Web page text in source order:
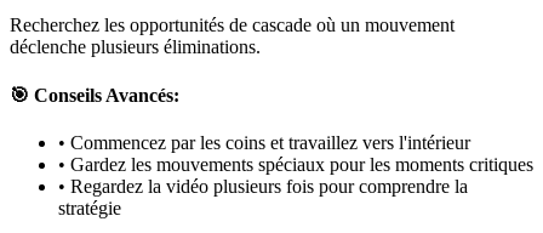
Recherchez les opportunités de cascade où un mouvement
déclenche plusieurs éliminations.
🎯 Conseils Avancés:
• Commencez par les coins et travaillez vers l'intérieur
• Gardez les mouvements spéciaux pour les moments critiques
• Regardez la vidéo plusieurs fois pour comprendre la
stratégie